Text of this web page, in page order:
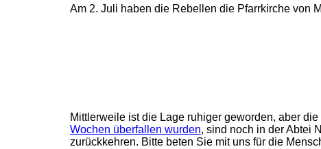
Am 2. Juli haben die Rebellen die Pfarrkirche von
Mittlerweile ist die Lage ruhiger geworden, aber
Wochen überfallen wurden, sind noch in der Abtei
zurückkehren. Bitte beten Sie mit uns für die